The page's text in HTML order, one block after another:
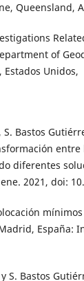
Queensland,
of
Estados Unidos,
S. Bastos
entre
diferentes
2021, doi:
España:
S. Bastos